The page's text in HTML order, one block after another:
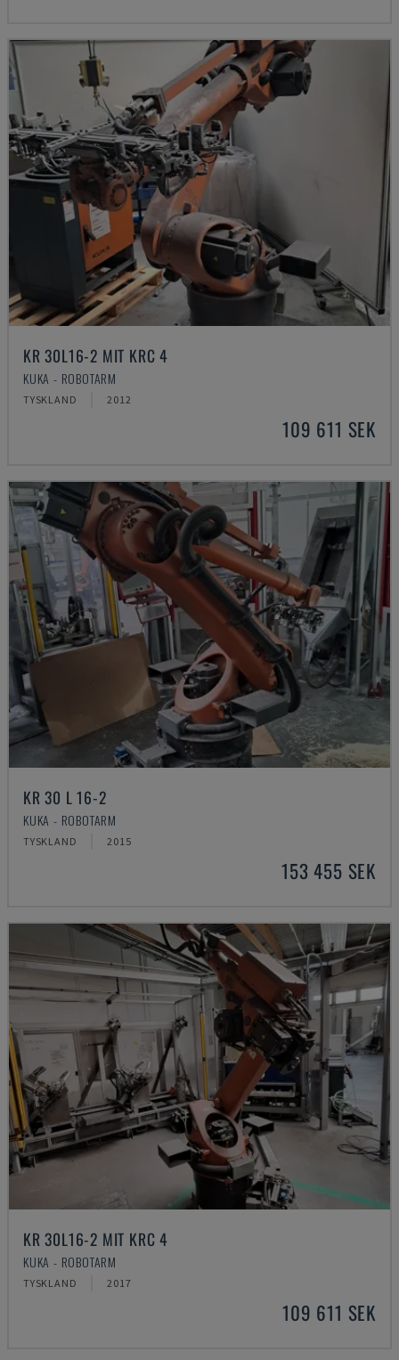
KR 30L16-2 MIT KRC 4
KUKA - ROBOTARM
TYSKLAND 2012
109 611 SEK
KR 30 L 16-2
KUKA - ROBOTARM
TYSKLAND 2015
153 455 SEK
KR 30L16-2 MIT KRC 4
KUKA - ROBOTARM
TYSKLAND 2017
109 611 SEK